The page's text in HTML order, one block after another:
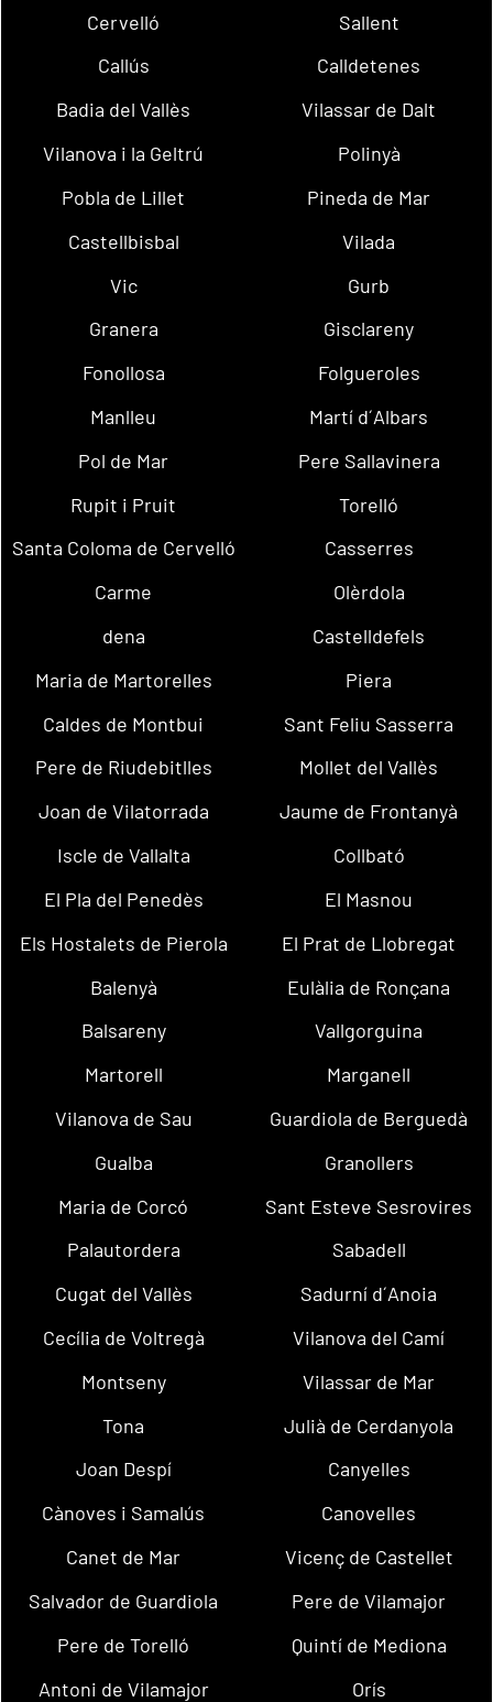
Cervelló
Sallent
Callús
Calldetenes
Badia del Vallès
Vilassar de Dalt
Vilanova i la Geltrú
Polinyà
Pobla de Lillet
Pineda de Mar
Castellbisbal
Vilada
Vic
Gurb
Granera
Gisclareny
Fonollosa
Folgueroles
Manlleu
Martí d´Albars
Pol de Mar
Pere Sallavinera
Rupit i Pruit
Torelló
Santa Coloma de Cervelló
Casserres
Carme
Olèrdola
dena
Castelldefels
Maria de Martorelles
Piera
Caldes de Montbui
Sant Feliu Sasserra
Pere de Riudebitlles
Mollet del Vallès
Joan de Vilatorrada
Jaume de Frontanyà
Iscle de Vallalta
Collbató
El Pla del Penedès
El Masnou
Els Hostalets de Pierola
El Prat de Llobregat
Balenyà
Eulàlia de Ronçana
Balsareny
Vallgorguina
Martorell
Marganell
Vilanova de Sau
Guardiola de Berguedà
Gualba
Granollers
Maria de Corcó
Sant Esteve Sesrovires
Palautordera
Sabadell
Cugat del Vallès
Sadurní d´Anoia
Cecília de Voltregà
Vilanova del Camí
Montseny
Vilassar de Mar
Tona
Julià de Cerdanyola
Joan Despí
Canyelles
Cànoves i Samalús
Canovelles
Canet de Mar
Vicenç de Castellet
Salvador de Guardiola
Pere de Vilamajor
Pere de Torelló
Quintí de Mediona
Antoni de Vilamajor
Orís